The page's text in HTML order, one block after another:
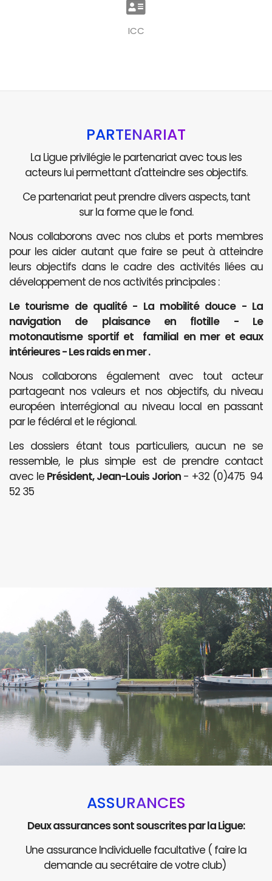
ICC
PARTENARIAT
La Ligue privilégie le partenariat avec tous les
acteurs lui permettant d'atteindre ses objectifs.
Ce partenariat peut prendre divers aspects, tant
sur la forme que le fond.
Nous collaborons avec nos clubs et ports membres
pour les aider autant que faire se peut à atteindre
leurs objectifs dans le cadre des activités liées au
développement de nos activités principales :
Le tourisme de qualité - La mobilité douce - La
navigation de plaisance en flotille - Le
motonautisme sportif et familial en mer et eaux
intérieures - Les raids en mer .
Nous collaborons également avec tout acteur
partageant nos valeurs et nos objectifs, du niveau
européen interrégional au niveau local en passant
par le fédéral et le régional.
Les dossiers étant tous particuliers, aucun ne se
ressemble, le plus simple est de prendre contact
avec le Président, Jean-Louis Jorion- +32 (0)475 94
52 35
ASSURANCES
Deux assurances sont souscrites par la Ligue:
Une assurance Individuelle facultative ( faire la
demande au secrétaire de votre club)